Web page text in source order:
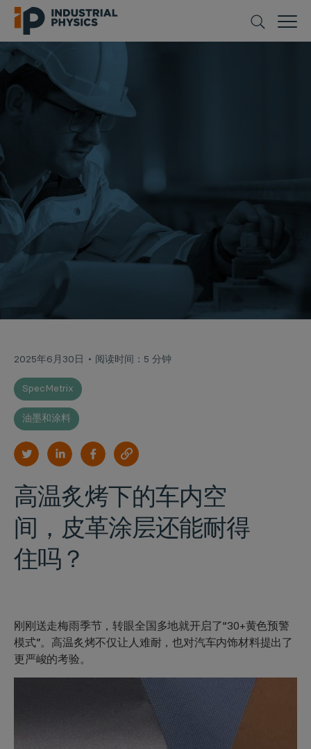
2025年6月30日 阅读时间：5 分钟
SpecMetrix
油墨和涂料
高温炙烤下的车内空
间，皮革涂层还能耐得
住吗？
刚刚送走梅雨季节，转眼全国多地就开启了“30+黄色预警
模式”。高温炙烤不仅让人难耐，也对汽车内饰材料提出了
更严峻的考验。